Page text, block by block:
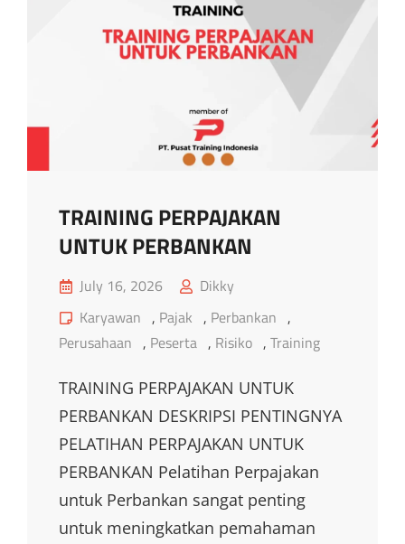
TRAINING PERPAJAKAN
UNTUK PERBANKAN
Posted
on
July 16, 2026
Dikky
Cat
Links
Karyawan , Pajak , Perbankan ,
Perusahaan , Peserta , Risiko , Training
TRAINING PERPAJAKAN UNTUK
PERBANKAN DESKRIPSI PENTINGNYA
PELATIHAN PERPAJAKAN UNTUK
PERBANKAN Pelatihan Perpajakan
untuk Perbankan sangat penting
untuk meningkatkan pemahaman